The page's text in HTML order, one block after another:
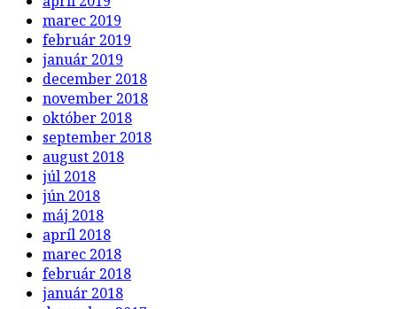
marec 2019
február 2019
január 2019
december 2018
november 2018
október 2018
september 2018
august 2018
júl 2018
jún 2018
máj 2018
apríl 2018
marec 2018
február 2018
január 2018